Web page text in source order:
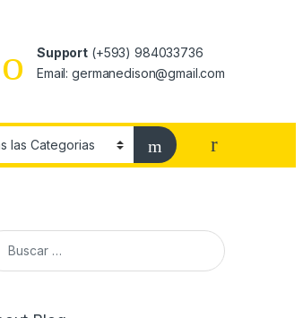
Support (+593) 984033736
Email: germanedison@gmail.com